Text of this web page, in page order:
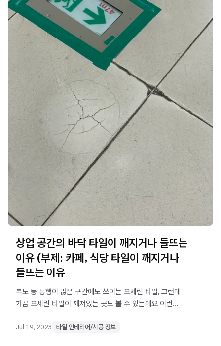
상업 공간의 바닥 타일이 깨지거나 들뜨는
이유 (부제: 카페, 식당 타일이 깨지거나
들뜨는 이유
복도 등 통행이 많은 구간에도 쓰이는 포세린 타일, 그런데
가끔 포세린 타일이 깨져있는 곳도 볼 수 있는데요 이런
알아보고자 합니다.
Jul 19, 2023 타일 인테리어/시공 정보